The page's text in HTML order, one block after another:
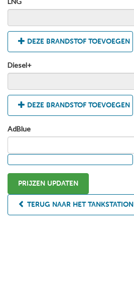
DEZE BRANDSTOF TOEVOEGEN
Diesel+
DEZE BRANDSTOF TOEVOEGEN
AdBlue
PRIJZEN UPDATEN
TERUG NAAR HET TANKSTATION